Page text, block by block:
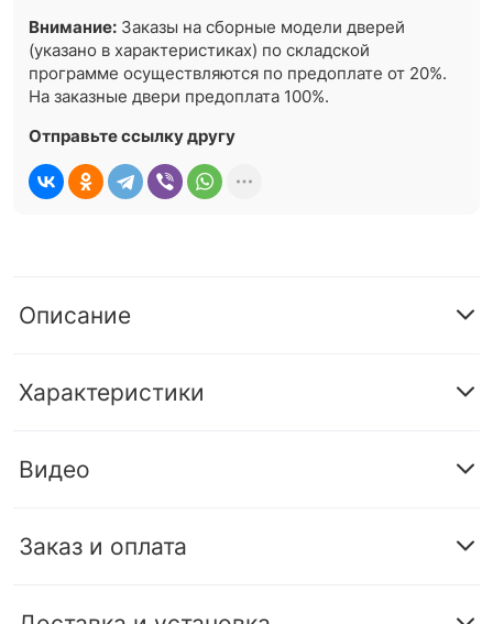
Внимание: Заказы на сборные модели дверей
(указано в характеристиках) по складской
программе осуществляются по предоплате от 20%.
На заказные двери предоплата 100%.
Отправьте ссылку другу
Описание
Характеристики
Видео
Заказ и оплата